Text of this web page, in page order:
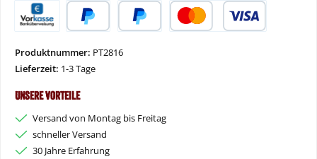
Produktnummer: PT2816
Lieferzeit: 1-3 Tage
Unsere Vorteile
Versand von Montag bis Freitag
schneller Versand
30 Jahre Erfahrung